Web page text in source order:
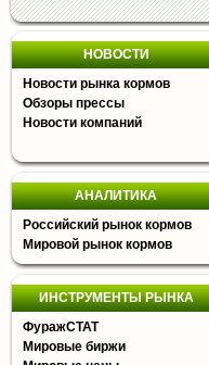
НОВОСТИ
Новости рынка кормов
Обзоры прессы
Новости компаний
АНАЛИТИКА
Российский рынок кормов
Мировой рынок кормов
ИНСТРУМЕНТЫ РЫНКА
ФуражСТАТ
Мировые биржи